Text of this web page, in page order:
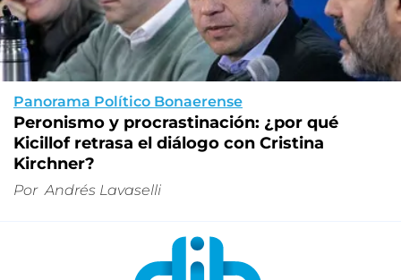
Panorama Político Bonaerense
Peronismo y procrastinación: ¿por qué
Kicillof retrasa el diálogo con Cristina
Kirchner?
Por Andrés Lavaselli